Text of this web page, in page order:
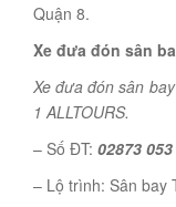
Quận 8.
Xe đưa đón sân
Xe đưa đón sân
1 ALLTOURS.
– Số ĐT: 02873
– Lộ trình: Sân bay